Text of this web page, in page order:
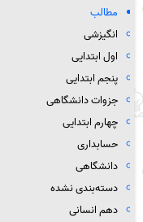
مطالب
انگیزشی
اول ابتدایی
پنجم ابتدایی
جزوات دانشگاهی
چهارم ابتدایی
حسابداری
دانشگاهی
دسته‌بندی نشده
دهم انسانی